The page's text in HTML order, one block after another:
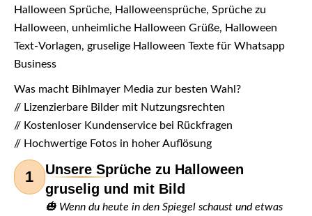
Halloween Sprüche, Halloweensprüche, Sprüche zu
Halloween, unheimliche Halloween Grüße, Halloween
Text-Vorlagen, gruselige Halloween Texte für Whatsapp
Business
Was macht Bihlmayer Media zur besten Wahl?
// Lizenzierbare Bilder mit Nutzungsrechten
// Kostenloser Kundenservice bei Rückfragen
// Hochwertige Fotos in hoher Auflösung
1
Unsere Sprüche zu Halloween
gruselig und mit Bild
🎃 Wenn du heute in den Spiegel schaust und etwas